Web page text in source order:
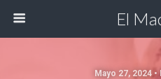
El
Mayo 27, 2024